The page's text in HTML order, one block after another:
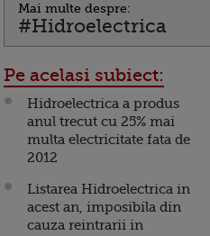
Mai multe despre:
#Hidroelectrica
Pe acelasi subiect:
Hidroelectrica a produs
anul trecut cu 25% mai
multa electricitate fata de
2012
Listarea Hidroelectrica in
acest an, imposibila din
cauza reintrarii in